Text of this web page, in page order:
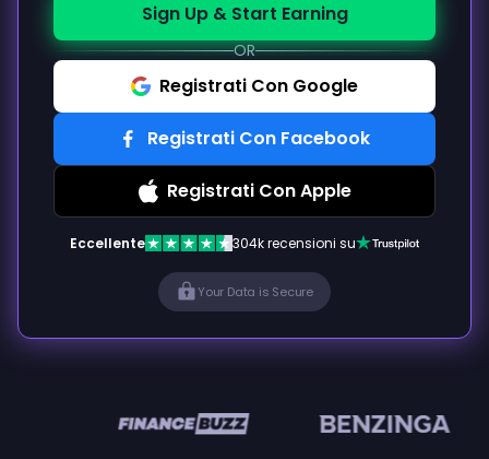
Sign Up & Start Earning
OR
Registrati Con Google
Registrati Con Facebook
Registrati Con Apple
Eccellente 304k recensioni su
Your Data is Secure